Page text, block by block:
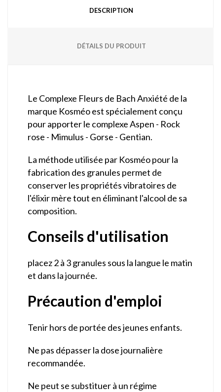
DESCRIPTION
DÉTAILS DU PRODUIT
Le Complexe Fleurs de Bach Anxiété de la
marque Kosméo est spécialement conçu
pour apporter le complexe Aspen - Rock
rose - Mimulus - Gorse - Gentian.
La méthode utilisée par Kosméo pour la
fabrication des granules permet de
conserver les propriétés vibratoires de
l'élixir mère tout en éliminant l'alcool de sa
composition.
Conseils d'utilisation
placez 2 à 3 granules sous la langue le matin
et dans la journée.
Précaution d'emploi
Tenir hors de portée des jeunes enfants.
Ne pas dépasser la dose journalière
recommandée.
Ne peut se substituer à un régime